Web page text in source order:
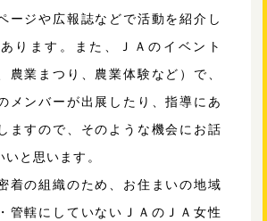
ージや広報誌などで活動を紹介し
ります。また、ＪＡのイベント
農業まつり、農業体験など）で、
メンバーが出展したり、指導にあ
ますので、そのような機会にお話
と思います。
着の組織のため、お住まいの地域
管轄にしていないＪＡのＪＡ女性